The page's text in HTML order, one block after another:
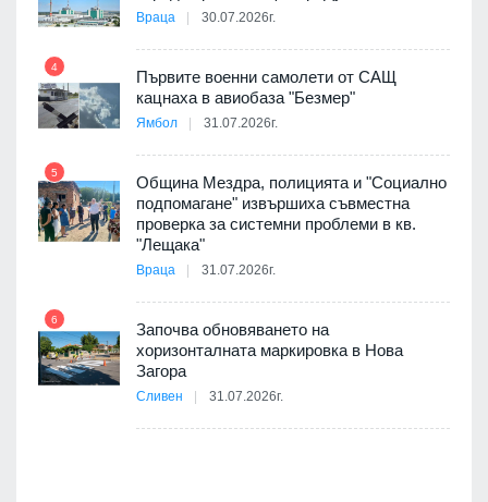
Враца 30.07.2026г.
4
Първите военни самолети от САЩ
кацнаха в авиобаза "Безмер"
Ямбол 31.07.2026г.
5
Община Мездра, полицията и "Социално
подпомагане" извършиха съвместна
проверка за системни проблеми в кв.
"Лещака"
Враца 31.07.2026г.
6
Започва обновяването на
хоризонталната маркировка в Нова
Загора
Сливен 31.07.2026г.